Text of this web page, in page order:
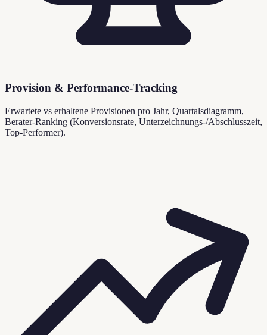
Provision & Performance-Tracking
Erwartete vs erhaltene Provisionen pro Jahr, Quartalsdiagramm,
Berater-Ranking (Konversionsrate, Unterzeichnungs-/Abschlusszeit,
Top-Performer).